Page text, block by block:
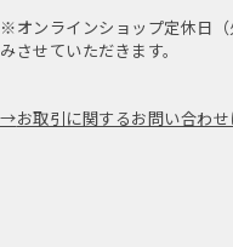
※オンラインショップ定休日
みさせていただきます。
お取引に関するお問い合わせ